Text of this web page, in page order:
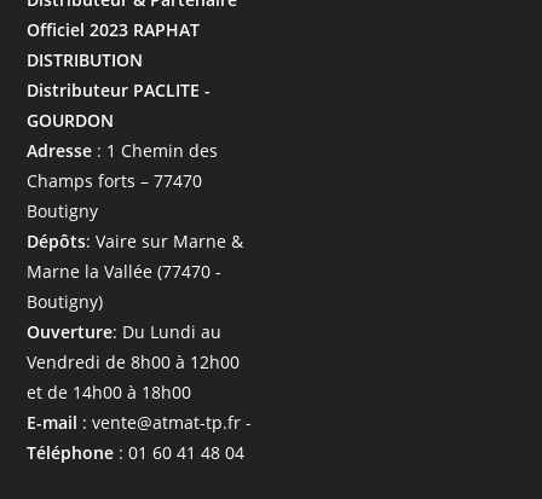
Officiel 2023 RAPHAT
DISTRIBUTION
Distributeur PACLITE -
GOURDON
Adresse : 1 Chemin des
Champs forts – 77470
Boutigny
Dépôts: Vaire sur Marne &
Marne la Vallée (77470 -
Boutigny)
Ouverture: Du Lundi au
Vendredi de 8h00 à 12h00
et de 14h00 à 18h00
E-mail : vente@atmat-tp.fr -
Téléphone : 01 60 41 48 04